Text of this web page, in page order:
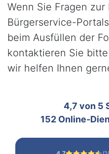
Wenn Sie Fragen
Bürgerservice-
beim Ausfüllen der
kontaktieren Sie
wir helfen Ihnen